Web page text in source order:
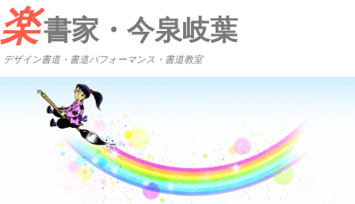
楽書家・今泉岐葉
デザイン書道・書道パフォーマンス・書道教室